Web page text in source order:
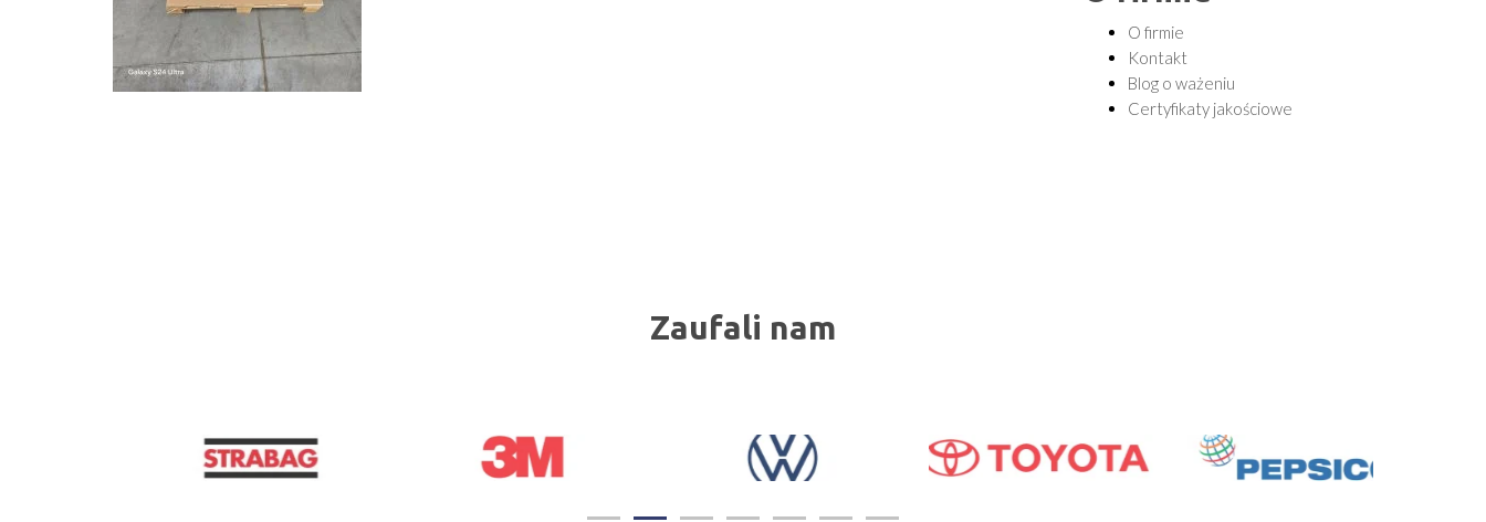
O firmie
Kontakt
Blog o ważeniu
Certyfikaty jakościowe
Zaufali nam